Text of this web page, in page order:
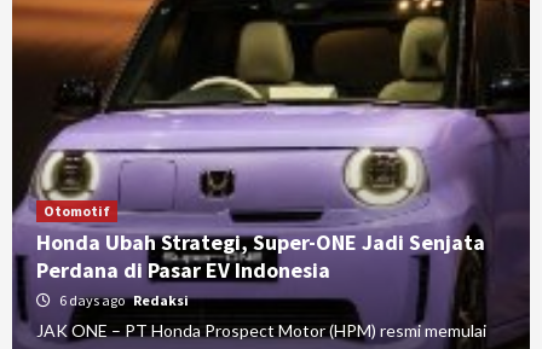
Otomotif
Honda Ubah Strategi, Super-ONE Jadi Senjata
Perdana di Pasar EV Indonesia
6 days ago Redaksi
JAK ONE – PT Honda Prospect Motor (HPM) resmi memulai